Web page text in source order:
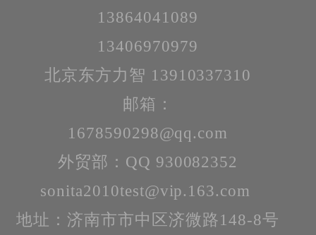
13864041089
13406970979
北京东方力智 13910337310
邮箱：
1678590298@qq.com
外贸部：QQ 930082352
sonita2010test@vip.163.com
地址：济南市市中区济微路148-8号